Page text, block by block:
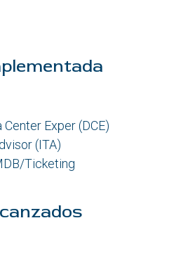
Exper (DCE)
(ITA)
Ticketing